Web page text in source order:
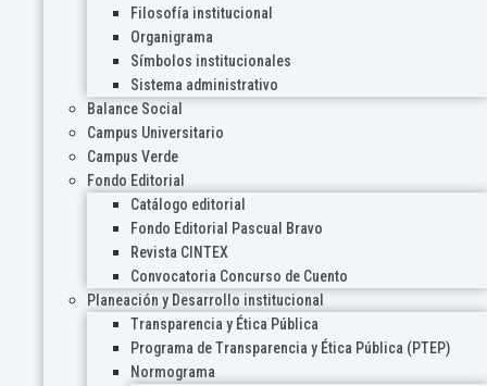
Filosofía institucional
Organigrama
Símbolos institucionales
Sistema administrativo
Balance Social
Campus Universitario
Campus Verde
Fondo Editorial
Catálogo editorial
Fondo Editorial Pascual Bravo
Revista CINTEX
Convocatoria Concurso de Cuento
Planeación y Desarrollo institucional
Transparencia y Ética Pública
Programa de Transparencia y Ética Pública (PTEP)
Normograma